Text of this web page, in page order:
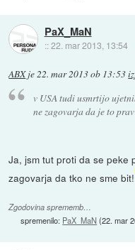
PaX_MaN
::22. mar 2013, 13:54
ABXje22. mar 2013 ob 13:53
v USA tudi usmrtijo
ne zagovarja da je to
Ja, jsm tut proti da se peke
zagovarja da tko ne sme bit!
Zgodovina sprememb…
spremenilo: PaX_MaN (22. mar